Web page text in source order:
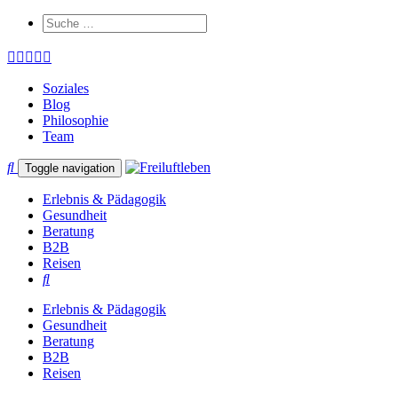
Soziales
Blog
Philosophie
Team
Toggle navigation
Erlebnis & Pädagogik
Gesundheit
Beratung
B2B
Reisen
Erlebnis & Pädagogik
Gesundheit
Beratung
B2B
Reisen